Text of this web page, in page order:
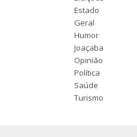
Estado
Geral
Humor
Joaçaba
Opinião
Política
Saúde
Turismo